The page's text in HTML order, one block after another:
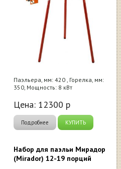
Паэльера, мм: 420 , Горелка, мм:
350, Мощность: 8 кВт
Цена: 12300 р
Подробнее КУПИТЬ
Набор для паэльи Мирадор
(Mirador) 12-19 порций